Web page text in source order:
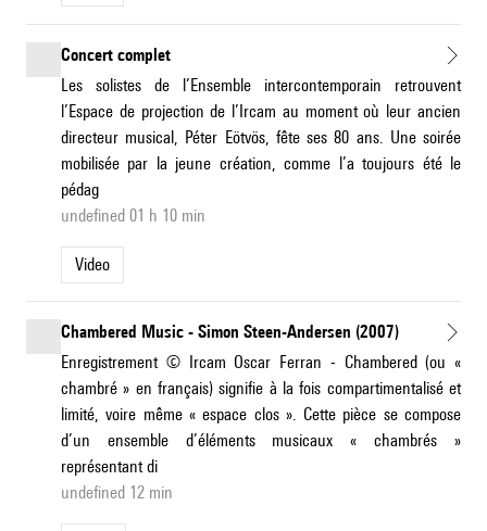
Concert complet
Les solistes de l’Ensemble intercontemporain retrouvent
l’Espace de projection de l’Ircam au moment où leur ancien
directeur musical, Péter Eötvös, fête ses 80 ans. Une soirée
mobilisée par la jeune création, comme l’a toujours été le
pédag
undefined 01 h 10 min
Video
Chambered Music - Simon Steen-Andersen (2007)
Enregistrement © Ircam Oscar Ferran - Chambered (ou «
chambré » en français) signifie à la fois compartimentalisé et
limité, voire même « espace clos ». Cette pièce se compose
d’un ensemble d’éléments musicaux « chambrés »
représentant di
undefined 12 min